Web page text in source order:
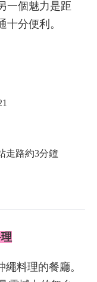
一個魅力是距
十分便利。
走路約3分鐘
料理的餐廳。